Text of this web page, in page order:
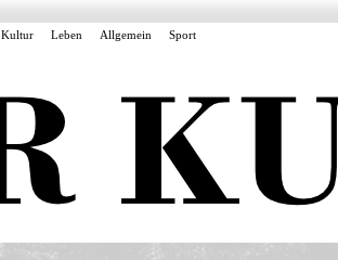
Kultur Leben Allgemein Sport